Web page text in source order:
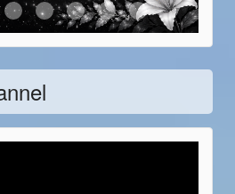
23
Item 24Item 25Item 26Item 27Item 28